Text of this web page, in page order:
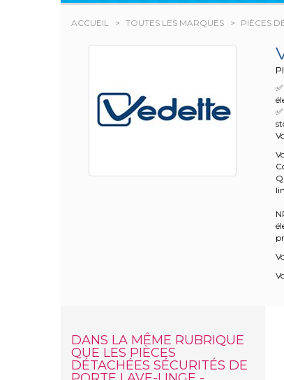
ACCUEIL TOUTES LES MARQUES PIÈCES
DANS LA MÊME RUBRIQUE
QUE LES PIÈCES
DÉTACHÉES SÉCURITÉS DE